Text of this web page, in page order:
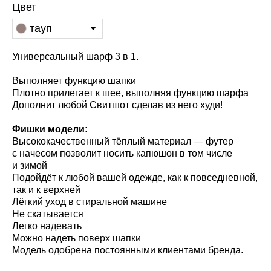
Цвет
тауп
Универсальный шарф 3 в 1.
Выполняет функцию шапки
Плотно прилегает к шее, выполняя функцию шарфа
Дополнит любой Свитшот сделав из него худи!
Фишки модели:
Высококачественный тёплый материал — футер
с начесом позволит носить капюшон в том числе
и зимой
Подойдёт к любой вашей одежде, как к повседневной,
так и к верхней
Лёгкий уход в стиральной машине
Не скатывается
Легко надевать
Можно надеть поверх шапки
Модель одобрена постоянными клиентами бренда.